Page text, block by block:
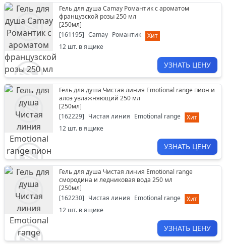
Гель для душа Camay Романтик с ароматом
французской розы 250 мл
[250мл]
[161195] Camay Романтик
Хит
12 шт. в ящике
УЗНАТЬ ЦЕНУ
Гель для душа Чистая линия Emotional range пион и
алоэ увлажняющий 250 мл
[250мл]
[162229] Чистая линия Emotional range
Хит
12 шт. в ящике
УЗНАТЬ ЦЕНУ
Гель для душа Чистая линия Emotional range
смородина и ледниковая вода 250 мл
[250мл]
[162230] Чистая линия Emotional range
Хит
12 шт. в ящике
УЗНАТЬ ЦЕНУ